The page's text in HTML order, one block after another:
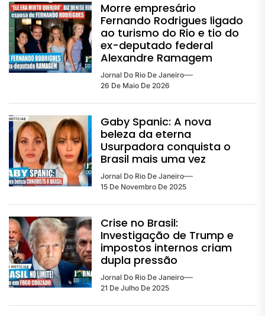
Morre empresário
Fernando Rodrigues ligado
ao turismo do Rio e tio do
ex-deputado federal
Alexandre Ramagem
Jornal Do Rio De Janeiro
26 De Maio De 2026
Gaby Spanic: A nova
beleza da eterna
Usurpadora conquista o
Brasil mais uma vez
Jornal Do Rio De Janeiro
15 De Novembro De 2025
Crise no Brasil:
Investigação de Trump e
impostos internos criam
dupla pressão
Jornal Do Rio De Janeiro
21 De Julho De 2025